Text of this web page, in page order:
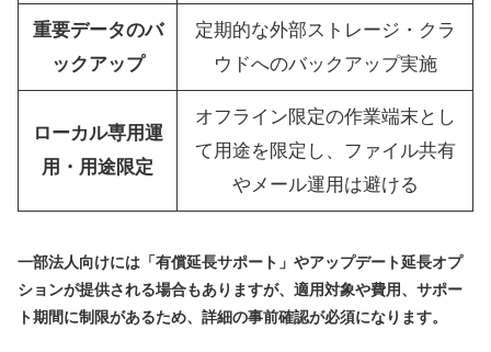
重要データのバ
ックアップ
定期的な外部ストレージ・クラ
ウドへのバックアップ実施
ローカル専用運
用・用途限定
オフライン限定の作業端末とし
て用途を限定し、ファイル共有
やメール運用は避ける
一部法人向けには「有償延長サポート」やアップデート延長オプ
ションが提供される場合もありますが、適用対象や費用、サポー
ト期間に制限があるため、詳細の事前確認が必須になります。